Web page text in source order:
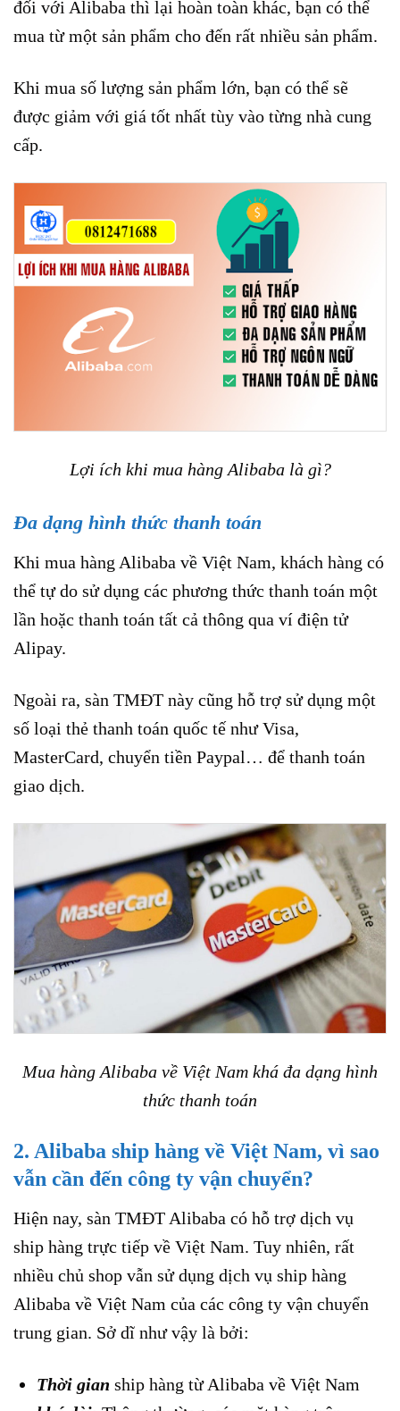
đối với Alibaba thì lại hoàn toàn khác, bạn có thể
mua từ một sản phẩm cho đến rất nhiều sản phẩm.
Khi mua số lượng sản phẩm lớn, bạn có thể sẽ
được giảm với giá tốt nhất tùy vào từng nhà cung
cấp.
Lợi ích khi mua hàng Alibaba là gì?
Đa dạng hình thức thanh toán
Khi mua hàng Alibaba về Việt Nam, khách hàng có
thể tự do sử dụng các phương thức thanh toán một
lần hoặc thanh toán tất cả thông qua ví điện tử
Alipay.
Ngoài ra, sàn TMĐT này cũng hỗ trợ sử dụng một
số loại thẻ thanh toán quốc tế như Visa,
MasterCard, chuyển tiền Paypal… để thanh toán
giao dịch.
Mua hàng Alibaba về Việt Nam khá đa dạng hình
thức thanh toán
2. Alibaba ship hàng về Việt Nam, vì sao
vẫn cần đến công ty vận chuyển?
Hiện nay, sàn TMĐT Alibaba có hỗ trợ dịch vụ
ship hàng trực tiếp về Việt Nam. Tuy nhiên, rất
nhiều chủ shop vẫn sử dụng dịch vụ ship hàng
Alibaba về Việt Nam của các công ty vận chuyển
trung gian. Sở dĩ như vậy là bởi:
Thời gian ship hàng từ Alibaba về Việt Nam